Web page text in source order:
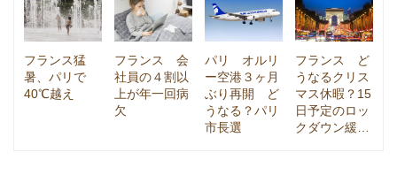
フランス猛
暑、パリで
40℃越え
フランス 会
社員の４割以
上が年一回病
欠
パリ オルリ
ー空港３ヶ月
ぶり再開 ど
うなる？パリ
市長選
フランス ど
うなるクリス
マス休暇？15
日予定のロッ
クダウン緩…